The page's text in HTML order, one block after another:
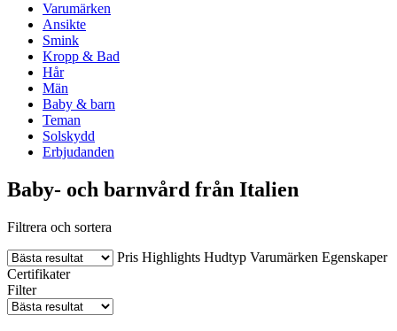
Varumärken
Ansikte
Smink
Kropp & Bad
Hår
Män
Baby & barn
Teman
Solskydd
Erbjudanden
Baby- och barnvård från Italien
Filtrera och sortera
Pris Highlights Hudtyp Varumärken Egenskaper
Certifikater
Filter